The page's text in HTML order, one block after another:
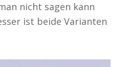
nicht sagen kann
ist beide Varianten